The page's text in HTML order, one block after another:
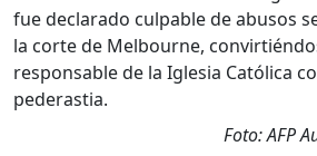
Foto: AFP